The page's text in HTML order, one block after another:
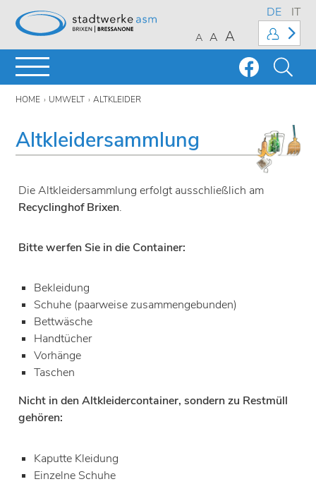
DE IT
A A A
HOME UMWELT ALTKLEIDER
Altkleidersammlung
Die Altkleidersammlung erfolgt ausschließlich am
Recyclinghof Brixen.
Bitte werfen Sie in die Container:
Bekleidung
Schuhe (paarweise zusammengebunden)
Bettwäsche
Handtücher
Vorhänge
Taschen
Nicht in den Altkleidercontainer, sondern zu Restmüll
gehören:
Kaputte Kleidung
Einzelne Schuhe